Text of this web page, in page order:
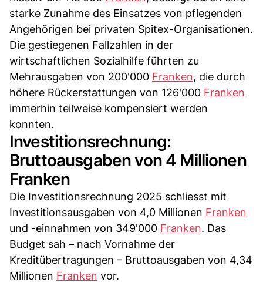
starke Zunahme des Einsatzes von pflegenden
Angehörigen bei privaten Spitex-Organisationen.
Die gestiegenen Fallzahlen in der
wirtschaftlichen Sozialhilfe führten zu
Mehrausgaben von 200'000 Franken, die durch
höhere Rückerstattungen von 126'000 Franken
immerhin teilweise kompensiert werden
konnten.
Investitionsrechnung:
Bruttoausgaben von 4 Millionen
Franken
Die Investitionsrechnung 2025 schliesst mit
Investitionsausgaben von 4,0 Millionen Franken
und -einnahmen von 349'000 Franken. Das
Budget sah – nach Vornahme der
Kreditübertragungen – Bruttoausgaben von 4,34
Millionen Franken vor.